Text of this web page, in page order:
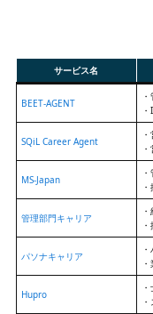
サービス名
BEET-AGENT
SQiL Career Agent
MS-Japan
管理部門キャリア
パソナキャリア
Hupro